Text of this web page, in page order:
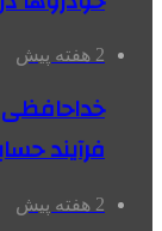
2 هفته پیش
فرآیند
2 هفته پیش